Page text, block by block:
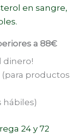
en sangre,
a 88€
dinero!
(para productos
hábiles)
24 y 72